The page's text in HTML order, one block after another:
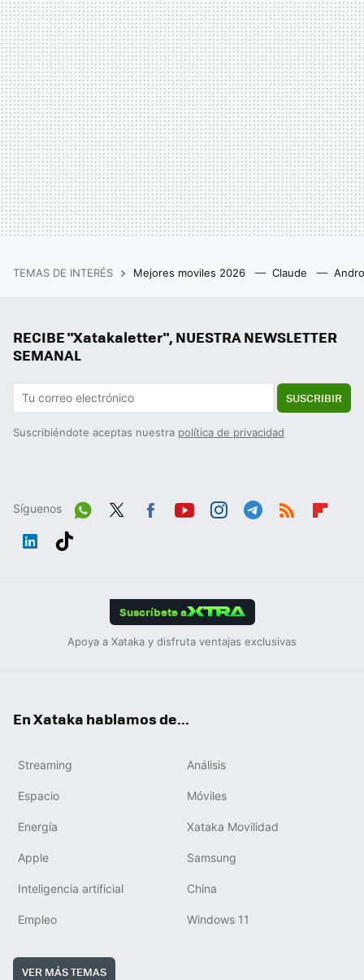
TEMAS DE INTERÉS Mejores moviles 2026 Claude
RECIBE "Xatakaletter", NUESTRA NEWSLETTER
SEMANAL
SUSCRIBIR
Suscribiéndote aceptas nuestra política de privacidad
Síguenos
Wh
Suscríbete a
Apoya a Xataka y disfruta ventajas exclusivas
En Xataka hablamos de...
Streaming Análisis
Espacio Móviles
Energía Xataka Movilidad
Apple Samsung
Inteligencia artificial China
Empleo Windows 11
VER MÁS TEMAS